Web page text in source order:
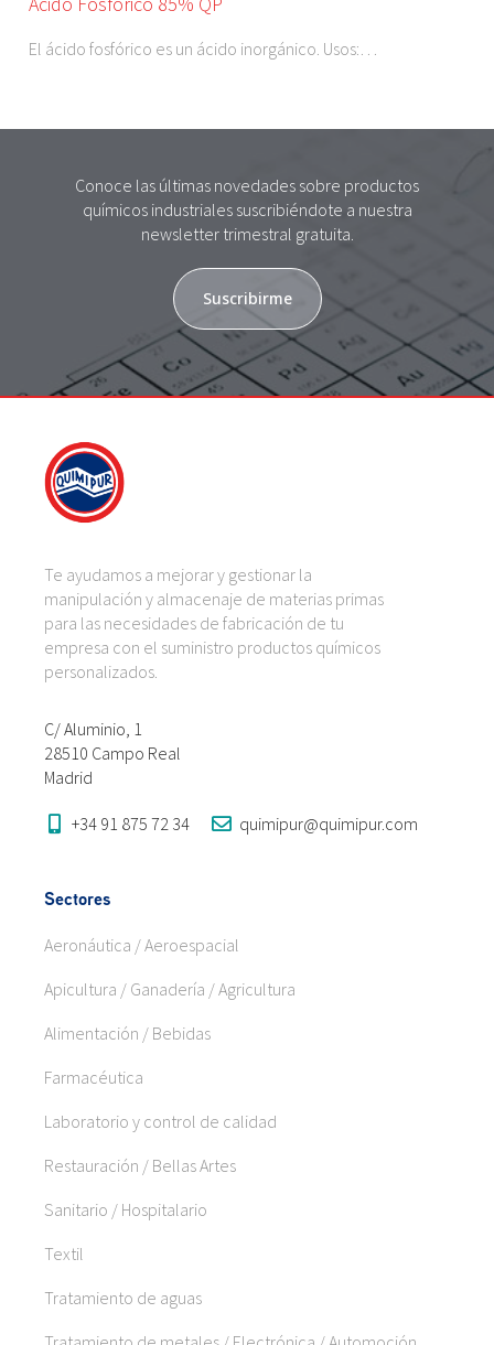
El ácido fosfórico es un ácido inorgánico. Usos:…
Conoce las últimas novedades sobre productos
químicos industriales suscribiéndote a nuestra
newsletter trimestral gratuita.
Suscribirme
Te ayudamos a mejorar y gestionar la
manipulación y almacenaje de materias primas
para las necesidades de fabricación de tu
empresa con el suministro productos químicos
personalizados.
C/ Aluminio, 1
28510 Campo Real
Madrid
+34 91 875 72 34 quimipur@quimipur.com
Sectores
Aeronáutica / Aeroespacial
Apicultura / Ganadería / Agricultura
Alimentación / Bebidas
Farmacéutica
Laboratorio y control de calidad
Restauración / Bellas Artes
Sanitario / Hospitalario
Textil
Tratamiento de aguas